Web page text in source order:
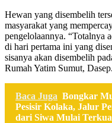
Hewan yang disembelih
masyarakat yang
pengelolaannya. “Totalnya
di hari pertama ini yang
sisanya akan disembelih
Rumah Yatim Sumut, Dasep.
Baca Juga Bongkar
Pesisir Kolaka, Jalur
dari Siwa Mulai